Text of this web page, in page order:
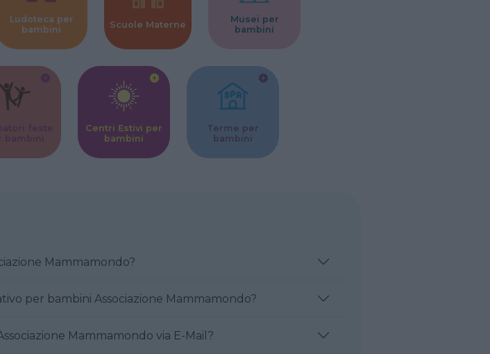
Ludoteca per
bambini
Scuole Materne
Musei per
bambini
Centri Estivi per
bambini
Terme per
bambini
Mammamondo?
per bambini Associazione Mammamondo?
Mammamondo via E-Mail?